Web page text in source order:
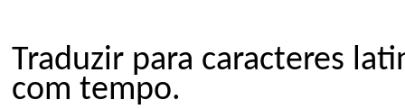
Traduzir para caracteres
com tempo.